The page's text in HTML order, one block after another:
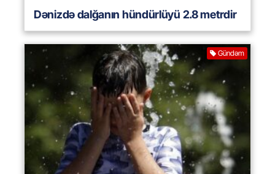
Dənizdə dalğanın hündürlüyü 2.8 metrdir
Gündəm